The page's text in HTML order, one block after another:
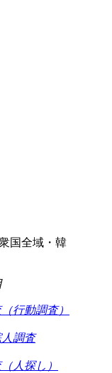
国全域・韓
行動調査）
調査
人探し）